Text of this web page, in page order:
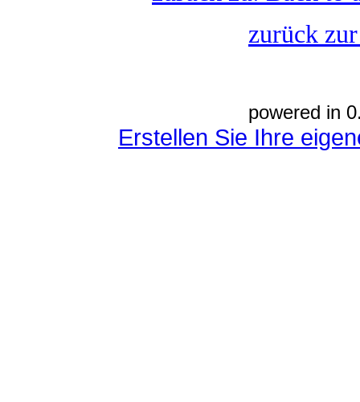
zurück
powered in
Erstellen Sie Ihre